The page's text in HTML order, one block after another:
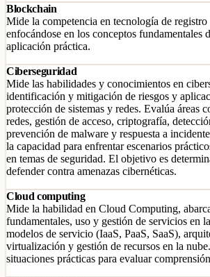
Blockchain
Mide la competencia en tecnología de
enfocándose en los conceptos fundamentales
aplicación práctica.
Ciberseguridad
Mide las habilidades y conocimientos en
identificación y mitigación de riesgos y
protección de sistemas y redes. Evalúa áreas
redes, gestión de acceso, criptografía,
prevención de malware y respuesta a
la capacidad para enfrentar escenarios
en temas de seguridad. El objetivo es
defender contra amenazas cibernéticas.
Cloud computing
Mide la habilidad en Cloud Computing,
fundamentales, uso y gestión de servicios en
modelos de servicio (IaaS, PaaS, SaaS),
virtualización y gestión de recursos en la
situaciones prácticas para evaluar